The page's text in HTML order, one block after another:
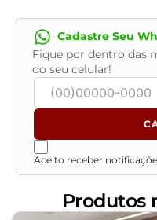
compra e certifique-se
por elevadores, portas,
evitando assim futuros
com a entrega do
Cadastre Seu
Fique por dentro das
do seu celular!
Aceito receber
Produtos